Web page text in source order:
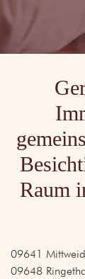
Raum
09641
09648